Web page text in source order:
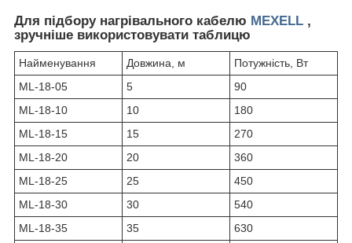
Для підбору нагрівального кабелю MEXELL ,
зручніше використовувати таблицю
Найменування Довжина, м
Потужність, Вт
ML-18-05
5
90
ML-18-10
10
180
ML-18-15
15
270
ML-18-20
20
360
ML-18-25
25
450
ML-18-30
30
540
ML-18-35
35
630